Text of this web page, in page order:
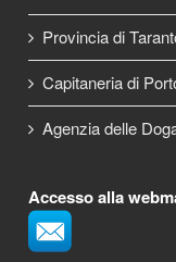
Provincia di
Capitaneria di
Agenzia delle
Accesso alla